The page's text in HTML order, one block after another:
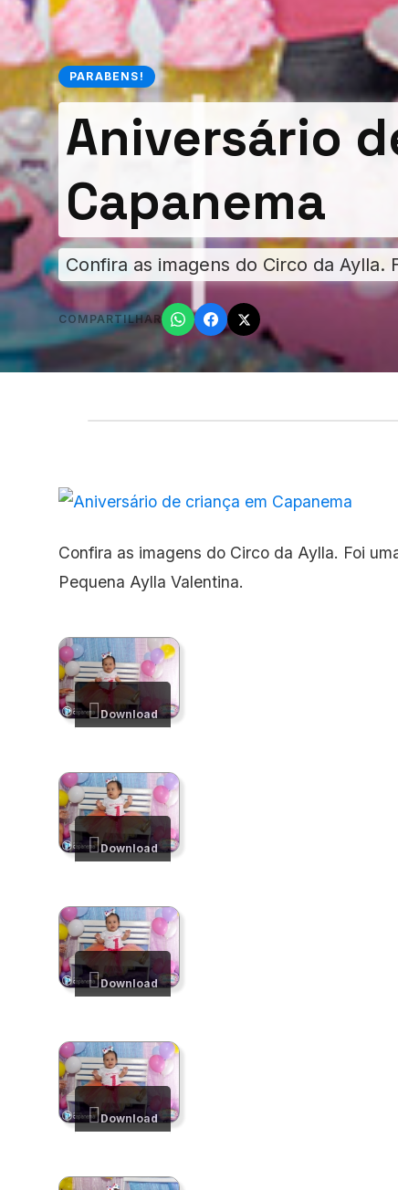
PARABENS!
Aniversário
Capanema
Confira as imagens do Circo da Aylla.
COMPARTILHAR
Confira as imagens do Circo da Aylla. Foi
Pequena Aylla Valentina.
Download
Download
Download
Download